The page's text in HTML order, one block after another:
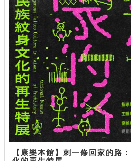
【康樂本館】刺一條回家的路